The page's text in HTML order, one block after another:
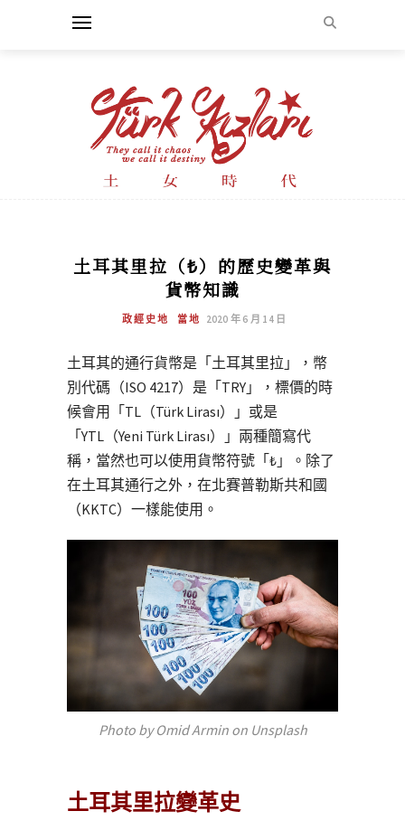
土耳其里拉（₺）的歷史變革與
貨幣知識
政經史地 當地 2020 年 6 月 14 日
土耳其的通行貨幣是「土耳其里拉」，幣
別代碼（ISO 4217）是「TRY」，標價的時
候會用「TL（Türk Lirası）」或是
「YTL（Yeni Türk Lirası）」兩種簡寫代
稱，當然也可以使用貨幣符號「₺」。除了
在土耳其通行之外，在北賽普勒斯共和國
（KKTC）一樣能使用。
Photo by Omid Armin on Unsplash
土耳其里拉變革史